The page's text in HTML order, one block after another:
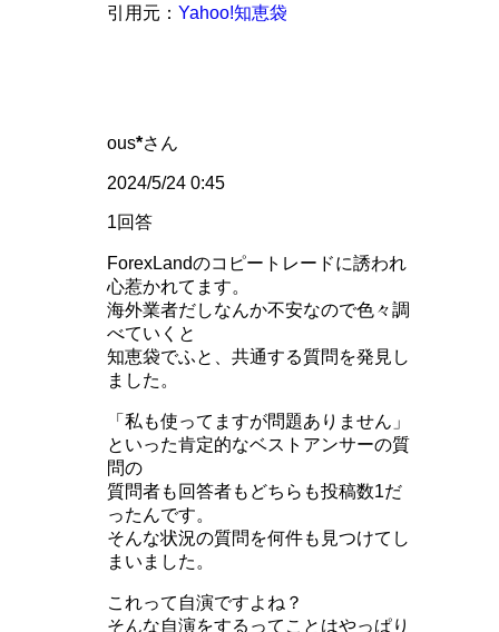
引用元： Yahoo!知恵袋
ous*さん
2024/5/24 0:45
1回答
ForexLandのコピートレードに誘われ
心惹かれてます。
海外業者だしなんか不安なので色々調
べていくと
知恵袋でふと、共通する質問を発見し
ました。
「私も使ってますが問題ありません」
といった肯定的なベストアンサーの質
問の
質問者も回答者もどちらも投稿数1だ
ったんです。
そんな状況の質問を何件も見つけてし
まいました。
これって自演ですよね？
そんな自演をするってことはやっぱり